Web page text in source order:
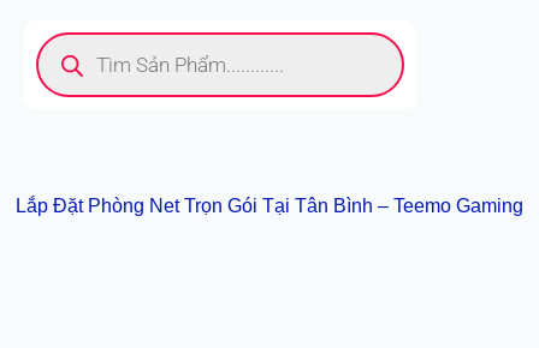
Tìm
kiếm
sản
phẩm
Lắp Đặt Phòng Net Trọn Gói Tại Tân Bình – Teemo Gaming